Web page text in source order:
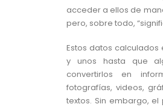
acceder a ellos de
pero, sobre todo,
Estos datos calculados
y unos hasta que
convertirlos en
fotografías, videos,
textos. Sin embargo,